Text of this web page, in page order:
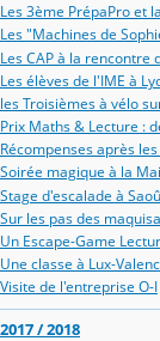
Les 3ème PrépaPro et
Les "Machines de
Les CAP à la rencontre
Les élèves de l'IME à
les Troisièmes à vélo
Prix Maths & Lecture :
Récompenses après
Soirée magique à la
Stage d'escalade à Saoû
Sur les pas des
Un Escape-Game
Une classe à Lux-
Visite de l'entreprise O-I
2017 / 2018